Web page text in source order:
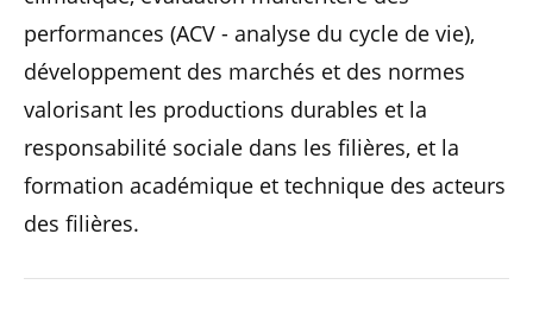
performances (ACV - analyse du cycle de vie),
développement des marchés et des normes
valorisant les productions durables et la
responsabilité sociale dans les filières, et la
formation académique et technique des acteurs
des filières.